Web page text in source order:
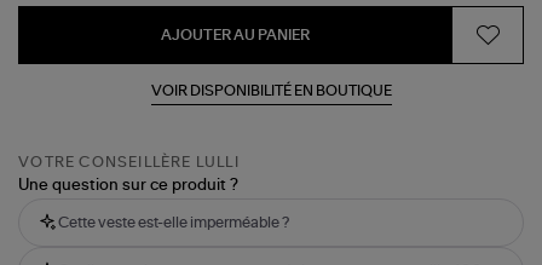
AJOUTER AU PANIER
VOIR DISPONIBILITÉ EN BOUTIQUE
VOTRE CONSEILLÈRE LULLI
Une question sur ce produit ?
Cette veste est-elle imperméable ?